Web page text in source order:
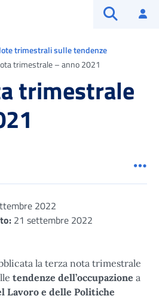
trimestrali sulle tendenze
trimestrale – anno 2021
trimestrale
2022
21 settembre 2022
la terza nota trimestrale
tendenze dell’occupazione a
Lavoro e delle Politiche